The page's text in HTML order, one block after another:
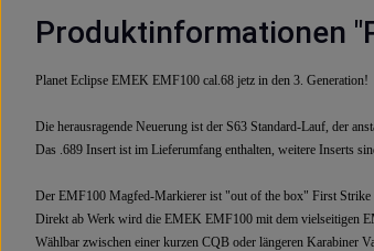
Produktinformationen
Planet Eclipse EMEK EMF100 cal.68 jetz in den 3. Generation!
Die herausragende Neuerung ist der S63 Standard-Lauf, der
Das .689 Insert ist im Lieferumfang enthalten, weitere Inserts
Der EMF100 Magfed-Markierer ist "out of the box" First
Direkt ab Werk wird die EMEK EMF100 mit dem vielseitigen
Wählbar zwischen einer kurzen CQB oder längeren Karabiner